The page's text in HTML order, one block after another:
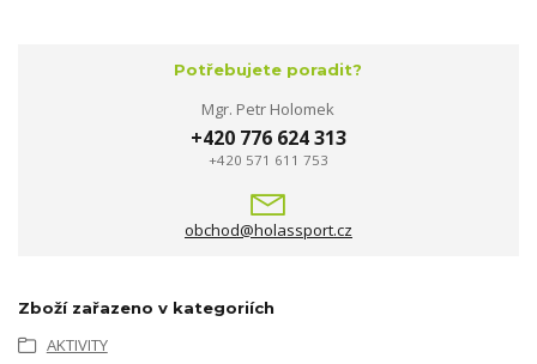
Potřebujete poradit?
Mgr. Petr Holomek
+420 776 624 313
+420 571 611 753
obchod@holassport.cz
Zboží zařazeno v kategoriích
AKTIVITY